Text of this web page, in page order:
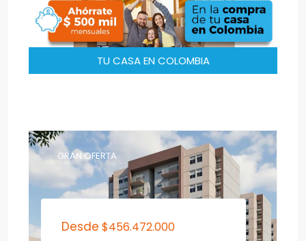
TU CASA EN COLOMBIA
GRAN OFERTA
Desde $456.472.000